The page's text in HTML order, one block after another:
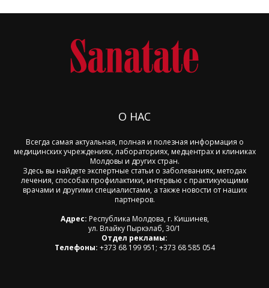
О НАС
Всегда самая актуальная, полная и полезная информация о
медицинских учреждениях, лабораториях, медцентрах и клиниках
Молдовы и других стран.
Здесь вы найдете экспертные статьи о заболеваниях, методах
лечения, способах профилактики, интервью с практикующими
врачами и другими специалистами, а также новости от наших
партнеров.
Адрес: Республика Молдова, г. Кишинев,
ул. Влайку Пыркэлаб, 30/1
Отдел рекламы:
Телефоны: +373 68 199 951; +373 68 585 054